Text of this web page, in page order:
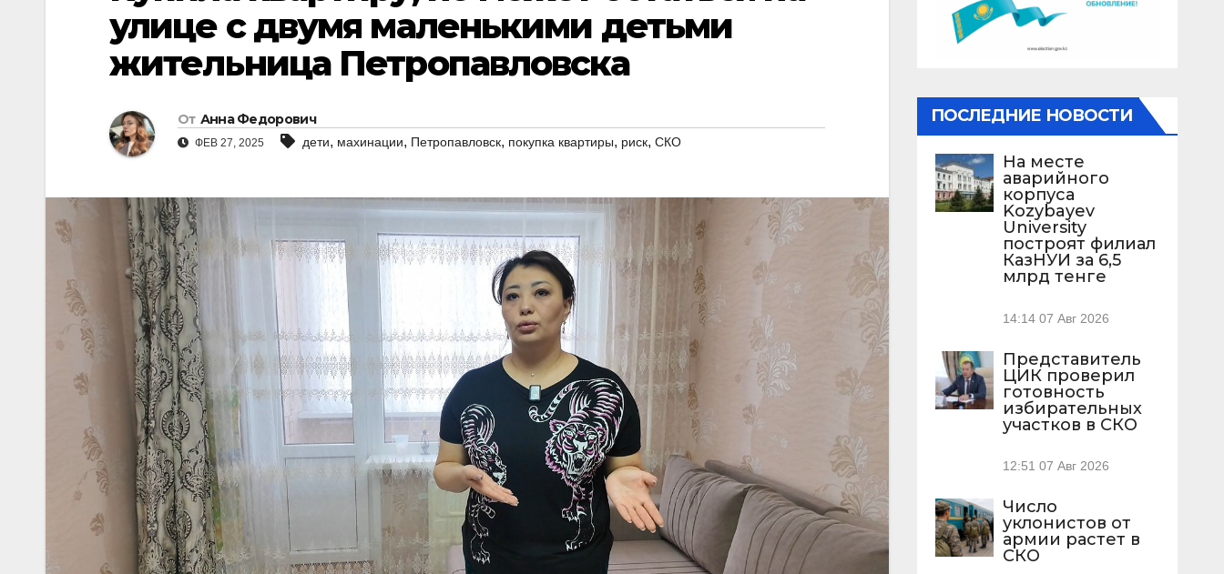
улице с двумя маленькими детьми
жительница Петропавловска
От Анна Федорович
ФЕВ 27, 2025 дети, махинации, Петропавловск, покупка квартиры, риск, СКО
ПОСЛЕДНИЕ НОВОСТИ
На месте
аварийного
корпуса
Kozybayev
University
построят филиал
КазНУИ за 6,5
млрд тенге
14:14 07 Авг 2026
Представитель
ЦИК проверил
готовность
избирательных
участков в СКО
12:51 07 Авг 2026
Число
уклонистов от
армии растет в
СКО